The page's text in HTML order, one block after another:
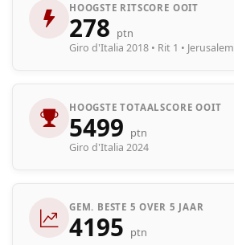
HOOGSTE RITSCORE OOIT
278 ptn
Giro d'Italia 2018 • Rit 1 • Jerusalem
HOOGSTE TOTAALSCORE OOIT
5499 ptn
Giro d'Italia 2024
GEM. BESTE 5 OVER 5 JAAR
4195 ptn